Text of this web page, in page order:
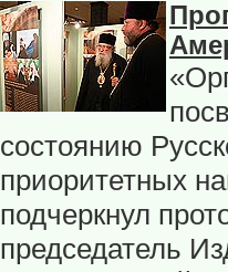
состоянию
приоритетных
подчеркнул
председатель